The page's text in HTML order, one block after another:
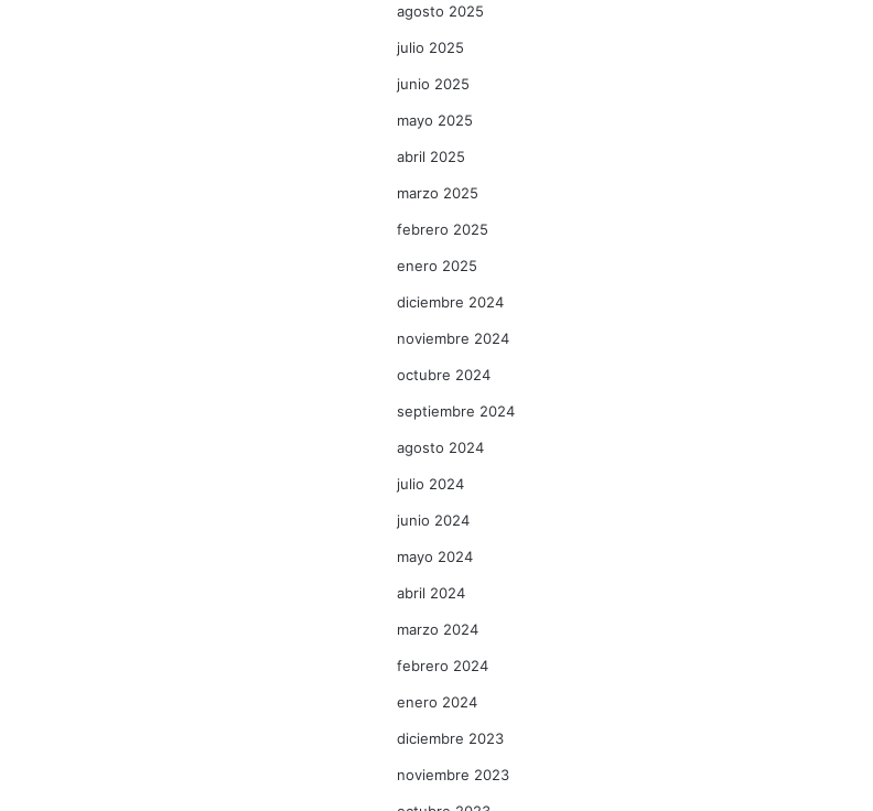
agosto 2025
julio 2025
junio 2025
mayo 2025
abril 2025
marzo 2025
febrero 2025
enero 2025
diciembre 2024
noviembre 2024
octubre 2024
septiembre 2024
agosto 2024
julio 2024
junio 2024
mayo 2024
abril 2024
marzo 2024
febrero 2024
enero 2024
diciembre 2023
noviembre 2023